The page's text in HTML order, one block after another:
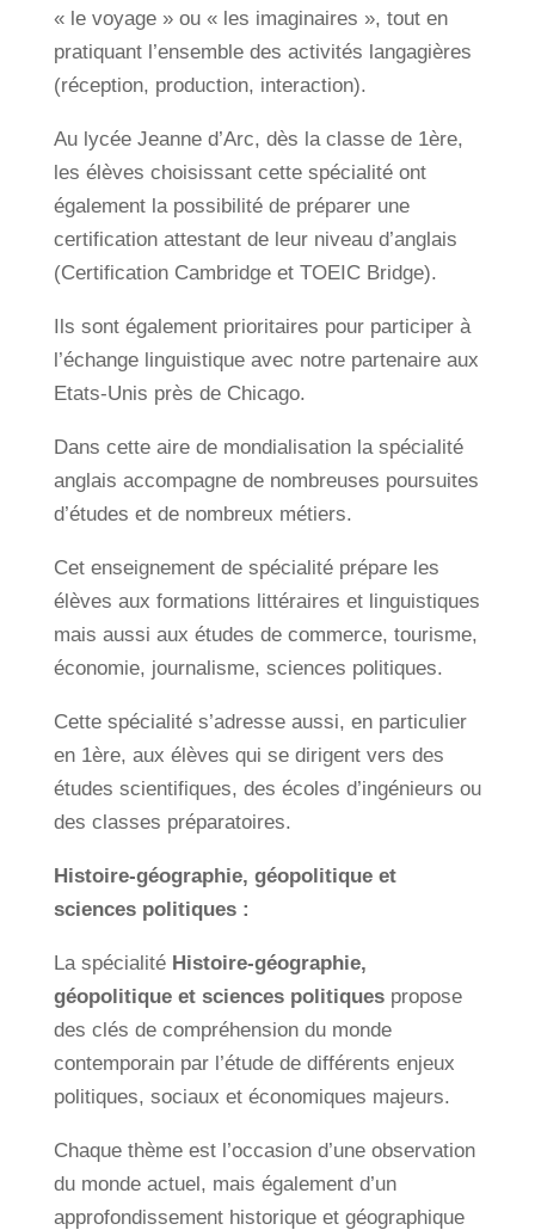
« le voyage » ou « les imaginaires », tout en
pratiquant l’ensemble des activités langagières
(réception, production, interaction).
Au lycée Jeanne d’Arc, dès la classe de 1ère,
les élèves choisissant cette spécialité ont
également la possibilité de préparer une
certification attestant de leur niveau d’anglais
(Certification Cambridge et TOEIC Bridge).
Ils sont également prioritaires pour participer à
l’échange linguistique avec notre partenaire aux
Etats-Unis près de Chicago.
Dans cette aire de mondialisation la spécialité
anglais accompagne de nombreuses poursuites
d’études et de nombreux métiers.
Cet enseignement de spécialité prépare les
élèves aux formations littéraires et linguistiques
mais aussi aux études de commerce, tourisme,
économie, journalisme, sciences politiques.
Cette spécialité s’adresse aussi, en particulier
en 1ère, aux élèves qui se dirigent vers des
études scientifiques, des écoles d’ingénieurs ou
des classes préparatoires.
Histoire-géographie, géopolitique et
sciences politiques :
La spécialité Histoire-géographie,
géopolitique et sciences politiques propose
des clés de compréhension du monde
contemporain par l’étude de différents enjeux
politiques, sociaux et économiques majeurs.
Chaque thème est l’occasion d’une observation
du monde actuel, mais également d’un
approfondissement historique et géographique